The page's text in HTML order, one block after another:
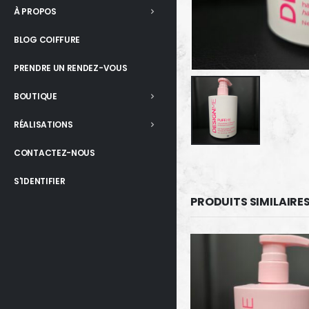
À PROPOS
BLOG COIFFURE
PRENDRE UN RENDEZ-VOUS
BOUTIQUE
RÉALISATIONS
CONTACTEZ-NOUS
S'IDENTIFIER
PRODUITS